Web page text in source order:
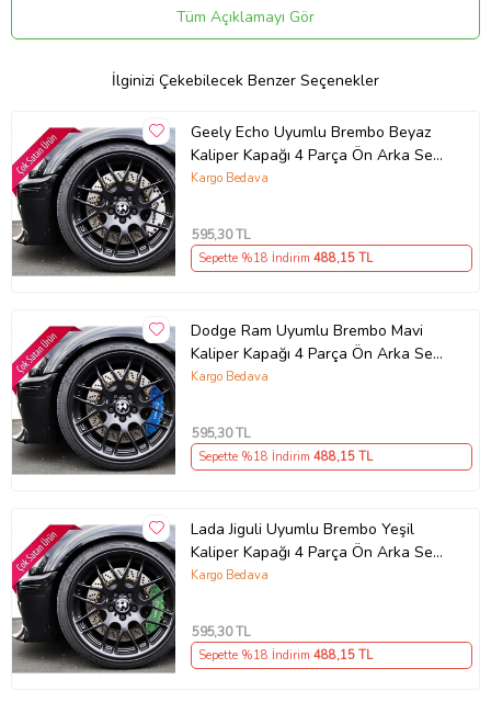
✔Malzeme:Dayanıklı ve uzun ömürlü malzeme.
Jant ve kaliper arasından en az 2 cm boşluk olan araçlarda
Kaliper tiplerine göre ufak çapta uygun kesme işlemi yapılabilir
Yüksek ısıya dayanıklı maddeden üretilmiştir.
●Fren merkezi üzerine yapıştırarak veya vidalanarak monte
edilebilir
●Araç kaliper sistemine göre ufak çapta kesme işlemi gerekebilir
●Diğer ithal ürünler gibi boyama değildir. Sonradan rengi asla
solmaz.
Montaj: Yapıştırma / Kaplama
monte edilir. Montaj için çift taraflı bant veya silikon kullanılması
önerilir. Orijinal parçayı sökmenize gerek yoktur.
Paket İçeriği
Ön arka olarak 2 büyük 2 küçük toplamda 4 adet gönderilir.
:Kaliper Kapağı (Ön arka olarak 2 büyük 2 küçük toplamda 4 adet
gönderilir.)
2 Adet Ön (27,5 x 7,8 x 5,8 CM)
Güvenli Teslimat
Siparişleriniz darbe emici özel ambalajlarla, kargoda zarar
görmeyecek şekilde paketlenerek tarafınıza ulaştırılır. %100
Müşteri memnuniyeti garantisiyle.
Ürün Kodu:kcm52818002
Tüm Açıklamayı Gör
İlginizi Çekebilecek Benzer Seçenekler
Geely Echo Uyumlu Brembo Beyaz
Kaliper Kapağı 4 Parça Ön Arka Set
(Karışık)
Kargo Bedava
595,30 TL
Sepette %18 İndirim 488,15 TL
Dodge Ram Uyumlu Brembo Mavi
Kaliper Kapağı 4 Parça Ön Arka Set
(Karışık)
Kargo Bedava
595,30 TL
Sepette %18 İndirim 488,15 TL
Lada Jiguli Uyumlu Brembo Yeşil
Kaliper Kapağı 4 Parça Ön Arka Set
(Karışık)
Kargo Bedava
595,30 TL
Sepette %18 İndirim 488,15 TL